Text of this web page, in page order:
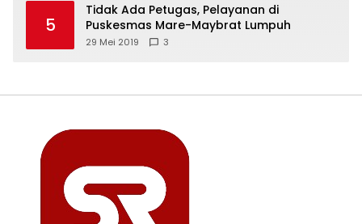
5
Tidak Ada Petugas, Pelayanan di
Puskesmas Mare-Maybrat Lumpuh
29 Mei 2019 3